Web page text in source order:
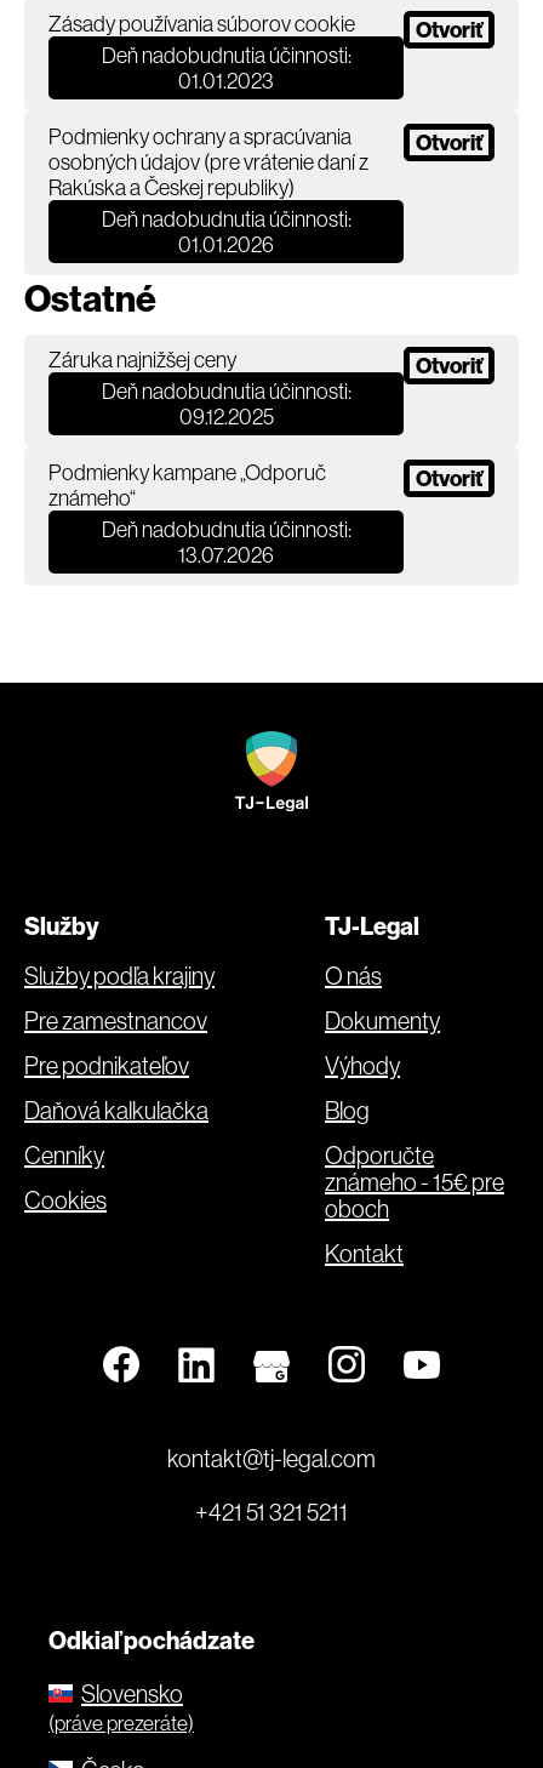
Zásady používania súborov cookie
Deň nadobudnutia účinnosti:
01.01.2023
Otvoriť
Podmienky ochrany a spracúvania
osobných údajov (pre vrátenie daní z
Rakúska a Českej republiky)
Deň nadobudnutia účinnosti:
01.01.2026
Otvoriť
Ostatné
Záruka najnižšej ceny
Deň nadobudnutia účinnosti:
09.12.2025
Otvoriť
Podmienky kampane „Odporuč
známeho“
Deň nadobudnutia účinnosti:
13.07.2026
Otvoriť
Služby
Služby podľa krajiny
Pre zamestnancov
Pre podnikateľov
Daňová kalkulačka
Cenníky
Cookies
TJ-Legal
O nás
Dokumenty
Výhody
Blog
Odporučte
známeho - 15€ pre
oboch
Kontakt
kontakt@tj-legal.com
+421 51 321 5211
Odkiaľ pochádzate
Slovensko
(práve prezeráte)